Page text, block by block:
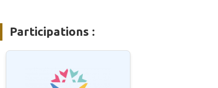
Participations :